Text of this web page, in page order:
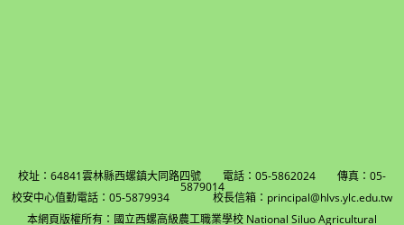
校址：64841雲林縣西螺鎮大同路四號 電話：05-5862024 傳真：05-
5879014
校安中心值勤電話：05-5879934 校長信箱：principal@hlvs.ylc.edu.tw
本網頁版權所有：國立西螺高級農工職業學校 National Siluo Agricultural